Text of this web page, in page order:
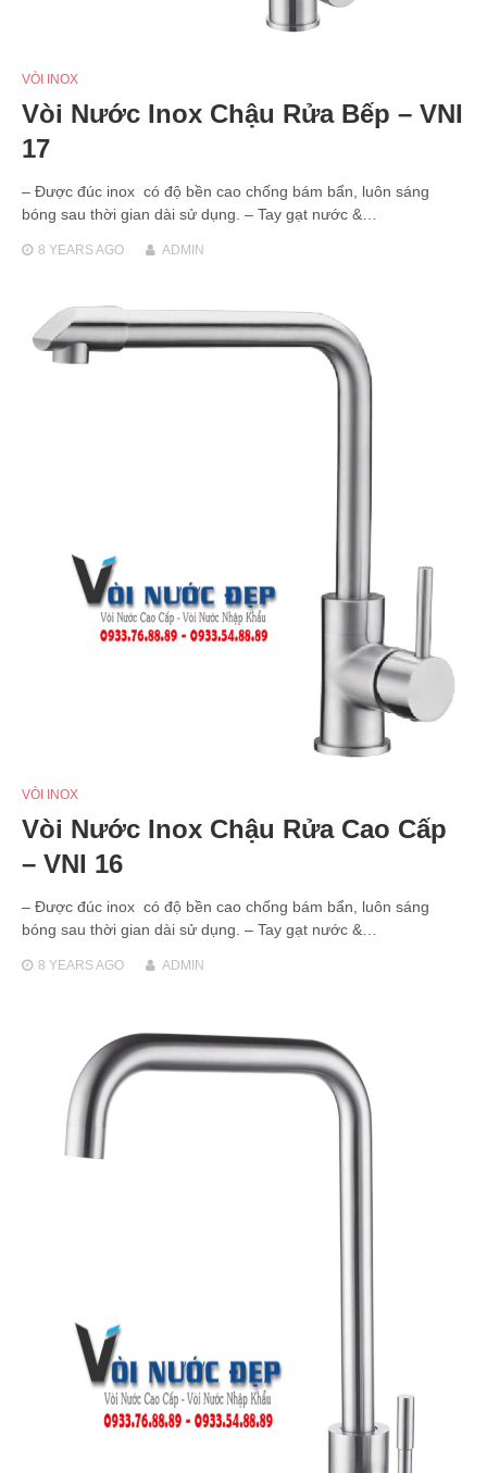
VÒI INOX
Vòi Nước Inox Chậu Rửa Bếp – VNI
17
– Được đúc inox có độ bền cao chống bám bẩn, luôn sáng
bóng sau thời gian dài sử dụng. – Tay gạt nước &…
8 YEARSAGO ADMIN
VÒI INOX
Vòi Nước Inox Chậu Rửa Cao Cấp
– VNI 16
– Được đúc inox có độ bền cao chống bám bẩn, luôn sáng
bóng sau thời gian dài sử dụng. – Tay gạt nước &…
8 YEARSAGO ADMIN